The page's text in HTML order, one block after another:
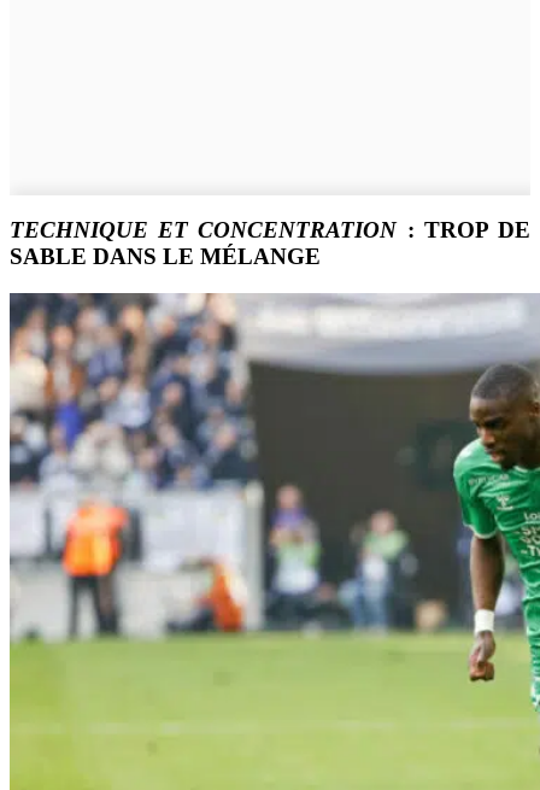
TECHNIQUE ET CONCENTRATION: TROP DE
SABLE DANS LE MÉLANGE